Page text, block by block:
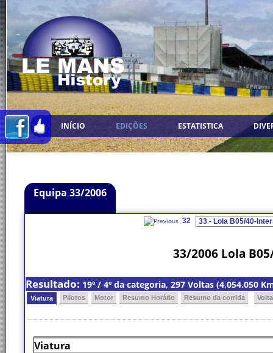
INÍCIO EDIÇÕES ESTATISTICA
Equipa 33/2006
32
33/2006 Lola
Resultado: 19º / 4º da categoria, 297 Voltas (4,054.050
Viatura Pilotos Motor Resumo Horário Resumo da corrida
Viatura